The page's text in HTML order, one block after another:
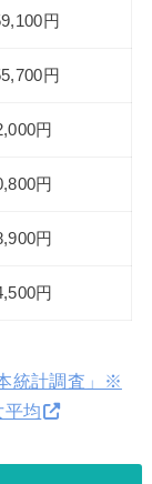
円
円
円
円
円
円
統計調査」※
平均